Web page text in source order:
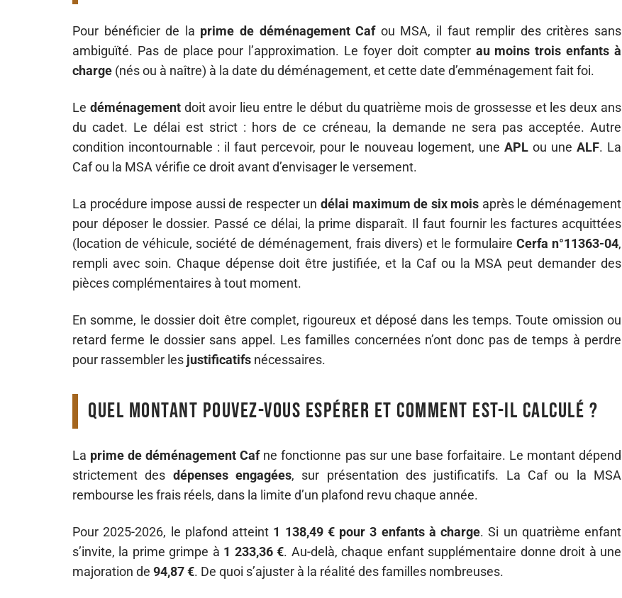
Pour bénéficier de la prime de déménagement Cafou MSA, il faut remplir des critères sans
ambiguïté. Pas de place pour l’approximation. Le foyer doit compter au moins trois enfants à
charge (nés ou à naître) à la date du déménagement, et cette date d’emménagement fait foi.
Le déménagementdoit avoir lieu entre le début du quatrième mois de grossesse et les deux ans
du cadet. Le délai est strict : hors de ce créneau, la demande ne sera pas acceptée. Autre
condition incontournable : il faut percevoir, pour le nouveau logement, une APLou une ALF. La
Caf ou la MSA vérifie ce droit avant d’envisager le versement.
La procédure impose aussi de respecter un délai maximum de six mois après le déménagement
pour déposer le dossier. Passé ce délai, la prime disparaît. Il faut fournir les factures acquittées
(location de véhicule, société de déménagement, frais divers) et le formulaire Cerfa n°11363-04,
rempli avec soin. Chaque dépense doit être justifiée, et la Caf ou la MSA peut demander des
pièces complémentaires à tout moment.
En somme, le dossier doit être complet, rigoureux et déposé dans les temps. Toute omission ou
retard ferme le dossier sans appel. Les familles concernées n’ont donc pas de temps à perdre
pour rassembler les justificatifs nécessaires.
Quel montant pouvez-vous espérer et comment est-il calculé ?
La prime de déménagement Cafne fonctionne pas sur une base forfaitaire. Le montant dépend
strictement des dépenses engagées, sur présentation des justificatifs. La Caf ou la MSA
rembourse les frais réels, dans la limite d’un plafond revu chaque année.
Pour 2025-2026, le plafond atteint 1 138,49 € pour 3 enfants à charge. Si un quatrième enfant
s’invite, la prime grimpe à 1 233,36 €. Au-delà, chaque enfant supplémentaire donne droit à une
majoration de 94,87 €. De quoi s’ajuster à la réalité des familles nombreuses.